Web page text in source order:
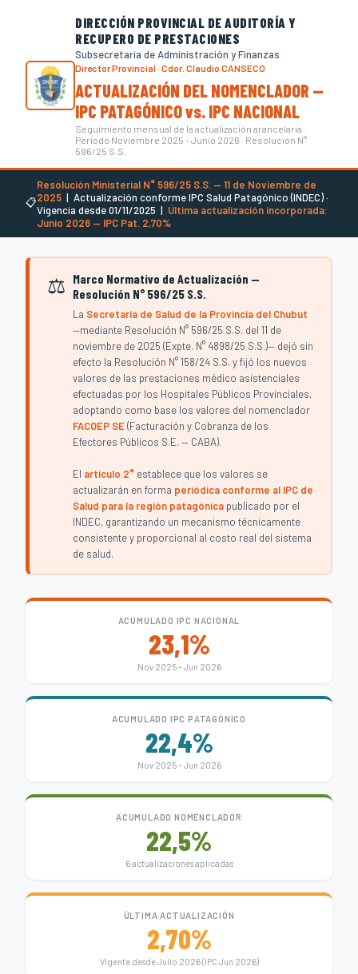
DIRECCIÓN PROVINCIAL DE AUDITORÍA Y
RECUPERO DE PRESTACIONES
Subsecretaría de Administración y Finanzas
Director Provincial · Cdor. Claudio CANSECO
ACTUALIZACIÓN DEL NOMENCLADOR —
IPC PATAGÓNICO vs. IPC NACIONAL
Seguimiento mensual de la actualización arancelaria ·
Período Noviembre 2025 – Junio 2026 · Resolución N°
596/25 S.S.
📋
Resolución Ministerial N° 596/25 S.S. — 11 de Noviembre de
2025 | Actualización conforme IPC Salud Patagónico (INDEC) ·
Vigencia desde 01/11/2025 | Última actualización incorporada:
Junio 2026 — IPC Pat. 2,70%
⚖️ Marco Normativo de Actualización —
Resolución N° 596/25 S.S.
La Secretaría de Salud de la Provincia del Chubut
—mediante Resolución N° 596/25 S.S. del 11 de
noviembre de 2025 (Expte. N° 4898/25 S.S.)— dejó sin
efecto la Resolución N° 158/24 S.S. y fijó los nuevos
valores de las prestaciones médico asistenciales
efectuadas por los Hospitales Públicos Provinciales,
adoptando como base los valores del nomenclador
FACOEP SE(Facturación y Cobranza de los
Efectores Públicos S.E. — CABA).
El artículo 2° establece que los valores se
actualizarán en forma periódica conforme al IPC de
Salud para la región patagónica publicado por el
INDEC, garantizando un mecanismo técnicamente
consistente y proporcional al costo real del sistema
de salud.
ACUMULADO IPC NACIONAL
23,1%
Nov 2025 – Jun 2026
ACUMULADO IPC PATAGÓNICO
22,4%
Nov 2025 – Jun 2026
ACUMULADO NOMENCLADOR
22,5%
6 actualizaciones aplicadas
ÚLTIMA ACTUALIZACIÓN
2,70%
Vigente desde Julio 2026 (IPC Jun 2026)